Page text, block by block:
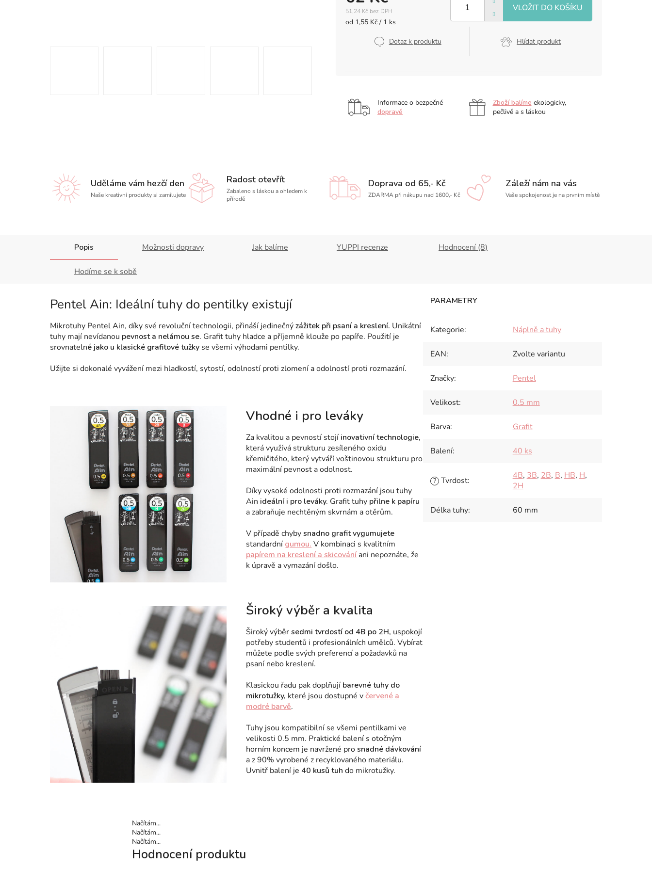
51,24 Kč bez DPH
Měrná
od 1,55 Kč / 1 ks
Dotaz k produktu Hlídat produkt
Informace o bezpečné
dopravě
Zboží balíme ekologicky,
pečlivě a s láskou
Uděláme vám hezčí den
Naše kreativní produkty si zamilujete
Radost otevřít
Zabaleno s láskou a ohledem k
přírodě
Doprava od 65,- Kč
ZDARMA při nákupu nad 1600,- Kč
Záleží nám na vás
Vaše spokojenost je na prvním místě
Popis Možnosti dopravy Jak balíme YUPPI recenze Hodnocení (8)
Hodíme se k sobě
Pentel Ain: Ideální tuhy do pentilky existují
Mikrotuhy Pentel Ain, díky své revoluční technologii, přináší jedinečnýzážitek při psaní a kreslení. Unikátní
tuhy mají nevídanou pevnost a nelámou se. Grafit tuhy hladce a příjemně klouže po papíře. Použití je
srovnatelné jako u klasické grafitové tužky se všemi výhodami pentilky.
Užijte si dokonalé vyvážení mezi hladkostí, sytostí, odolností proti zlomení a odolností proti rozmazání.
Vhodné i pro leváky
Za kvalitou a pevností stojí inovativní technologie,
která využívá strukturu zesíleného oxidu
křemičitého, který vytváří voštinovou strukturu pro
maximální pevnost a odolnost.
Díky vysoké odolnosti proti rozmazání jsou tuhy
Ain ideální i pro leváky. Grafit tuhy přilne k papíru
a zabraňuje nechtěným skvrnám a otěrům.
V případě chybysnadno grafit vygumujete
standardní gumou. V kombinaci s kvalitním
papírem na kreslení a skicování ani nepoznáte, že
k úpravě a vymazání došlo.
Široký výběr a kvalita
Široký výběrsedmi tvrdostí od 4B po 2H, uspokojí
potřeby studentů i profesionálních umělců. Vybírat
můžete podle svých preferencí a požadavků na
psaní nebo kreslení.
Klasickou řadu pak doplňují barevné tuhy do
mikrotužky, které jsou dostupné včervené a
modré barvě.
Tuhy jsou kompatibilní se všemi pentilkami ve
velikosti 0.5 mm. Praktické balení s otočným
horním koncem je navržené prosnadné dávkování
a z 90% vyrobené z recyklovaného materiálu.
Uvnitř balení je 40 kusů tuh do mikrotužky.
Kategorie: Náplně a tuhy
EAN: Zvolte variantu
Značky: Pentel
Velikost: 0.5 mm
Barva: Grafit
Balení: 40 ks
? Tvrdost: 4B, 3B, 2B, B, HB, H,
2H
Délka tuhy: 60 mm
Načítám...
Načítám...
Načítám...
Hodnocení produktu